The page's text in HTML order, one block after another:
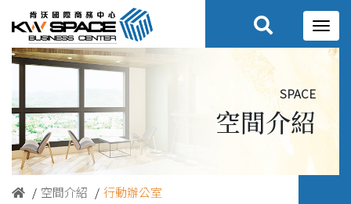
space
空間介紹
空間介紹 行動辦公室